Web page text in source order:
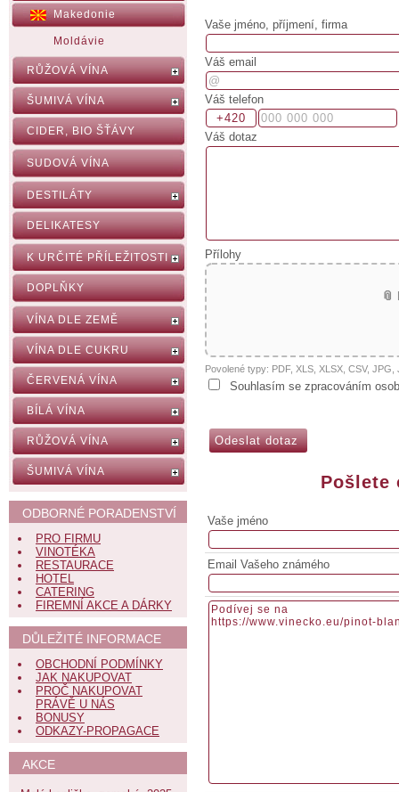
Vaše jméno, příjmení, firma
Váš email
Váš telefon
Váš dotaz
Přílohy
Povolené typy: PDF, XLS, XLSX, CSV,
Souhlasím se zpracováním
Pošlete
Vaše jméno
Email Vašeho známého
Makedonie
Moldávie
RŮŽOVÁ VÍNA
ŠUMIVÁ VÍNA
CIDER, BIO ŠŤÁVY
SUDOVÁ VÍNA
DESTILÁTY
DELIKATESY
K URČITÉ PŘÍLEŽITOSTI
DOPLŇKY
VÍNA DLE ZEMĚ
VÍNA DLE CUKRU
ČERVENÁ VÍNA
BÍLÁ VÍNA
RŮŽOVÁ VÍNA
ŠUMIVÁ VÍNA
ODBORNÉ PORADENSTVÍ
PRO FIRMU
VINOTÉKA
RESTAURACE
HOTEL
CATERING
FIREMNÍ AKCE A DÁRKY
DŮLEŽITÉ INFORMACE
OBCHODNÍ PODMÍNKY
JAK NAKUPOVAT
PROČ NAKUPOVAT
PRÁVĚ U NÁS
BONUSY
ODKAZY-PROPAGACE
AKCE